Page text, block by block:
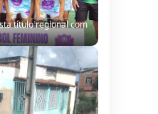
título regional com